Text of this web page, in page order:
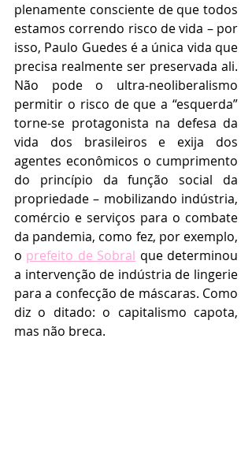
plenamente consciente de que todos
estamos correndo risco de vida – por
isso, Paulo Guedes é a única vida que
precisa realmente ser preservada ali.
Não pode o ultra-neoliberalismo
permitir o risco de que a “esquerda”
torne-se protagonista na defesa da
vida dos brasileiros e exija dos
agentes econômicos o cumprimento
do princípio da função social da
propriedade – mobilizando indústria,
comércio e serviços para o combate
da pandemia, como fez, por exemplo,
o prefeito de Sobral que determinou
a intervenção de indústria de lingerie
para a confecção de máscaras. Como
diz o ditado: o capitalismo capota,
mas não breca.